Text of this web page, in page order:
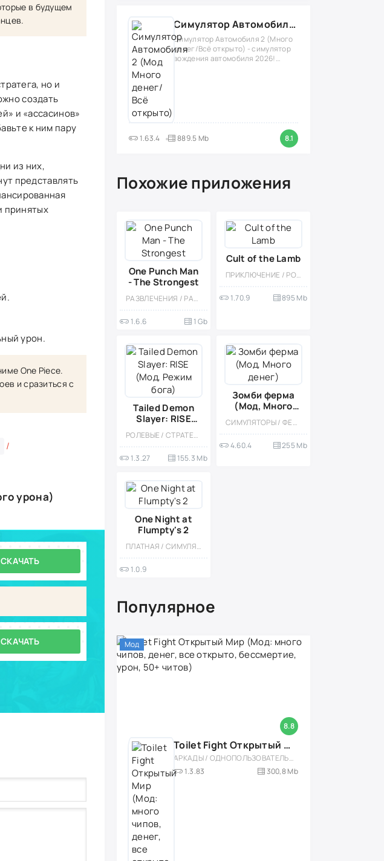
в будущем
но и
создать
и «ассасинов»
к ним пару
из них,
представлять
принятых
урон.
One Piece.
и сразиться с
/
урона)
СКАЧАТЬ
СКАЧАТЬ
Симулятор Автомобиля 2 (Мод Много денег/Всё открыто)
Симулятор Автомобиля 2 (Много
денег/Всё открыто) - симулятор
вождения автомобиля 2026!
1.63.4 889.5 Mb 8.1
Похожие приложения
One Punch Man
- The Strongest
РАЗВЛЕЧЕНИЯ / РАННЕРЫ / БОЛЬШАЯ / РОЛЕВЫЕ / ПОШАГОВЫЕ / КАЗУАЛЬНЫЕ / СТИЛИЗАЦИЯ / АНИМЕ / 3D / ТАКТИЧЕСКИЕ
1.6.6 1 Gb
Cult of the Lamb
ПРИКЛЮЧЕНИЕ / РОГАЛИК / ЭКШЕНЫ / СТРАТЕГИИ / ОДНОПОЛЬЗОВАТЕЛЬСКИЕ / ОТКРЫТЫЙ МИР / ФЭНТЕЗИ / БОЛЬШАЯ / ВСТРОЕННЫЙ КЕШ
1.70.9 895 Mb
Tailed Demon
Slayer: RISE
(Мод, Режим
бога)
РОЛЕВЫЕ / СТРАТЕГИИ / КАЗУАЛЬНЫЕ / ПО МУЛЬТФИЛЬМАМ / СТИЛИЗАЦИЯ / ОДНОПОЛЬЗОВАТЕЛЬСКИЕ / МОД / ВСТРОЕННЫЙ КЕШ / ДЛЯ ДЕТЕЙ
1.3.27 155.3 Mb
Зомби ферма
(Мод, Много
денег)
СИМУЛЯТОРЫ / ФЕРМЫ / ЗОМБИ / ОДНОПОЛЬЗОВАТЕЛЬСКИЕ / КАЗУАЛЬНЫЕ / УПРАВЛЕНИЕ / ОФЛАЙН / МОД / ВСТРОЕННЫЙ КЕШ
4.60.4 255 Mb
One Night at
Flumpty's 2
ПЛАТНАЯ / СИМУЛЯТОРЫ / КАЗУАЛЬНЫЕ / ОДНОПОЛЬЗОВАТЕЛЬСКИЕ / ОФЛАЙН / ПРИКЛЮЧЕНИЕ / ХОРРОР НА ВЫЖИВАНИЕ / ВЫЖИВАНИЕ / МОНСТРЫ / ХОРРОР
1.0.9
Популярное
8.8
Мод
Toilet Fight Открытый Мир (Мод: много чипов, денег, все открыто, бессмертие, урон, 50+ читов)
АРКАДЫ / ОДНОПОЛЬЗОВАТЕЛЬСКИЕ / ОФЛАЙН / МОД / РОЛЕВЫЕ / ШУТЕРЫ / ОТКРЫТЫЙ МИР / ВСТРОЕННЫЙ КЕШ / 3D / ЭКШЕНЫ / ТУАЛЕТНЫЕ ВОЙНЫ / ДЛЯ ДЕТЕЙ
1.3.83
300,8 Mb